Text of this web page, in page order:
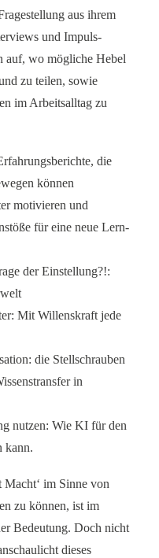
aus ihrem
und Impuls­
auf, wo mögliche Hebel
zu teilen, sowie
im Arbeitsalltag zu
die
können
motivieren und
für eine neue Lern-
der Einstellung?!:
Mit Willenskraft jede
die Stellschrauben
in
nutzen: Wie KI für den
kann.
Macht‘ im Sinne von
zu können, ist im
Bedeutung. Doch nicht
dieses